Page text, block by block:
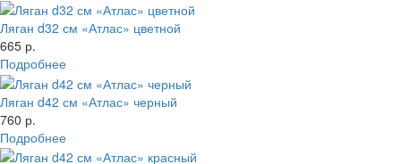
Ляган d32 см «Атлас» цветной
665 р.
Подробнее
Ляган d42 см «Атлас» черный
760 р.
Подробнее